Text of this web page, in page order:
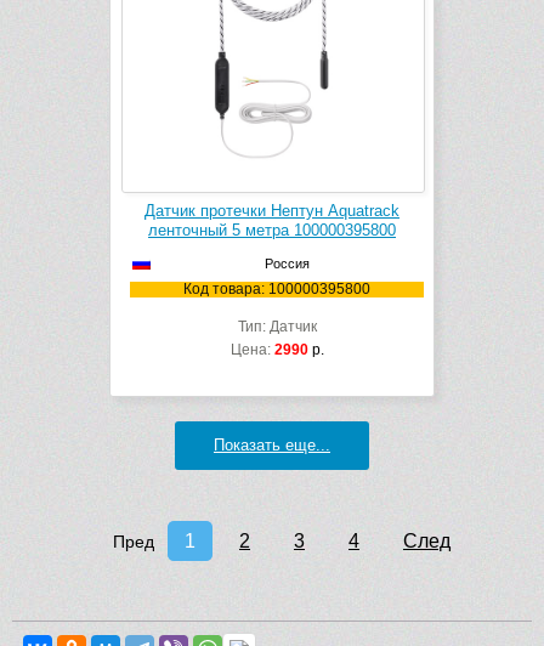
Датчик протечки Нептун Aquatrack
ленточный 5 метра 100000395800
Россия
Код товара: 100000395800
Тип: Датчик
Цена: 2990р.
Показать еще...
Пред 1 2 3 4 След